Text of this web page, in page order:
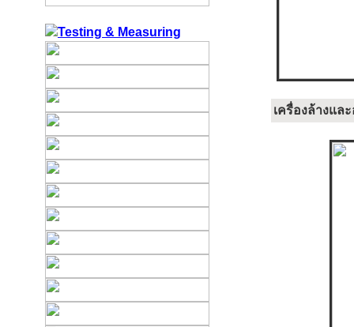
เครื่องล้างแล